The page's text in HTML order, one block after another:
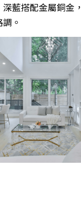
深藍搭配金屬銅金
。